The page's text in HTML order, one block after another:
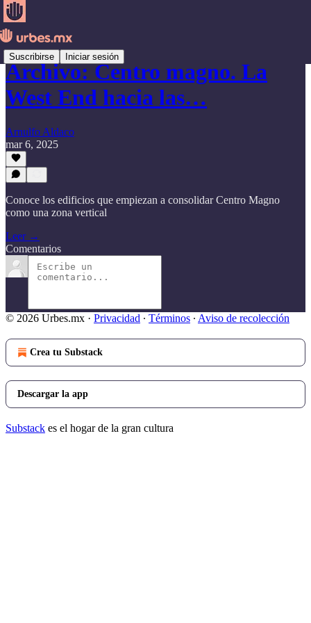
Suscribirse Iniciar sesión
Archivo: Centro magno. La
West End hacia las…
Arnulfo Aldaco
mar 6, 2025
Conoce los edificios que empiezan a consolidar Centro Magno
como una zona vertical
Leer →
Comentarios
© 2026 Urbes.mx · Privacidad ∙ Términos ∙ Aviso de recolección
Crea tu Substack
Descargar la app
Substack es el hogar de la gran cultura